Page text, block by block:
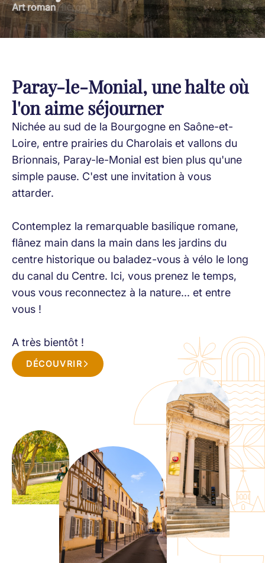
Art roman
Musée du Hiéron
Gastronomie
Cité mosaïque
Canal du Centre
Voie verte
Musique en patrimoine
Paray-le-Monial, une halte où
l'on aime séjourner
Nichée au sud de la Bourgogne en Saône-et-
Loire, entre prairies du Charolais et vallons du
Brionnais, Paray-le-Monial est bien plus qu'une
simple pause. C'est une invitation à vous
attarder.
Contemplez la remarquable basilique romane,
flânez main dans la main dans les jardins du
centre historique ou baladez-vous à vélo le long
du canal du Centre. Ici, vous prenez le temps,
vous vous reconnectez à la nature... et entre
vous !
A très bientôt !
DÉCOUVRIR